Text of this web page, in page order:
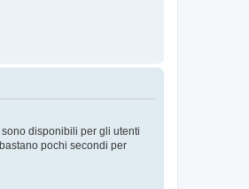
disponibili per gli utenti
pochi secondi per